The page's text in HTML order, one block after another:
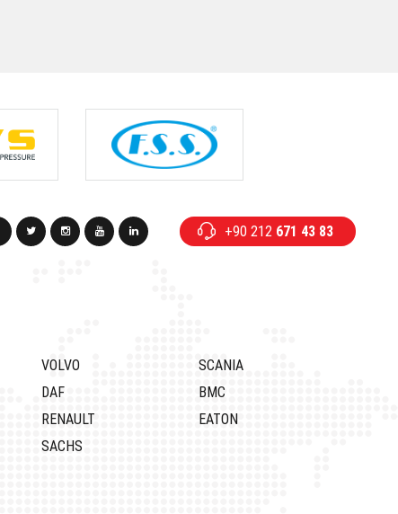
+90 212 671 43 83
VOLVO
SCANIA
DAF
BMC
RENAULT
EATON
SACHS